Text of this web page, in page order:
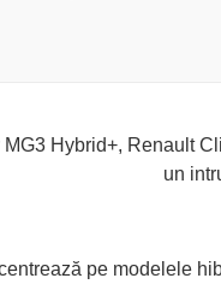
Hybrid+, Renault
un
pe modelele